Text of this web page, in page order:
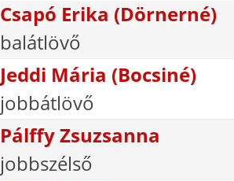
Csapó Erika (Dörnerné)
balátlövő
Jeddi Mária (Bocsiné)
jobbátlövő
Pálffy Zsuzsanna
jobbszélső